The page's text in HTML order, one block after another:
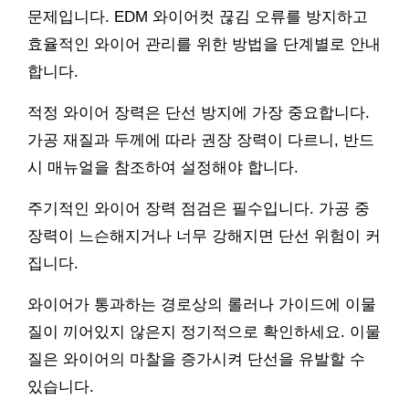
문제입니다. EDM 와이어컷 끊김 오류를 방지하고
효율적인 와이어 관리를 위한 방법을 단계별로 안내
합니다.
적정 와이어 장력은 단선 방지에 가장 중요합니다.
가공 재질과 두께에 따라 권장 장력이 다르니, 반드
시 매뉴얼을 참조하여 설정해야 합니다.
주기적인 와이어 장력 점검은 필수입니다. 가공 중
장력이 느슨해지거나 너무 강해지면 단선 위험이 커
집니다.
와이어가 통과하는 경로상의 롤러나 가이드에 이물
질이 끼어있지 않은지 정기적으로 확인하세요. 이물
질은 와이어의 마찰을 증가시켜 단선을 유발할 수
있습니다.